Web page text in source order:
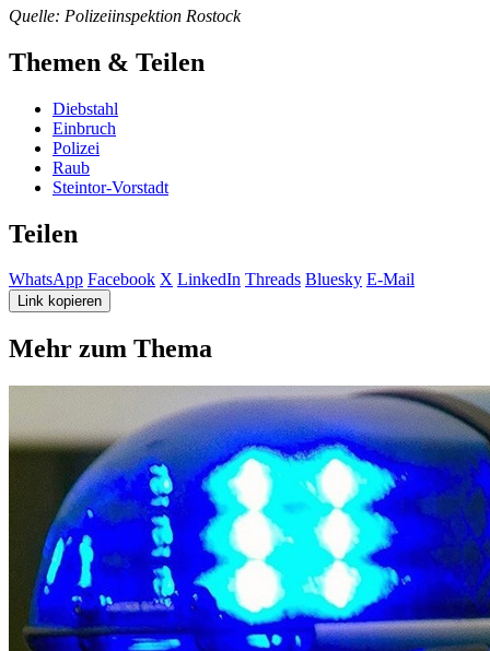
Quelle: Polizeiinspektion Rostock
Themen & Teilen
Diebstahl
Einbruch
Polizei
Raub
Steintor-Vorstadt
Teilen
WhatsApp Facebook X LinkedIn Threads Bluesky E-Mail
Link kopieren
Mehr zum Thema